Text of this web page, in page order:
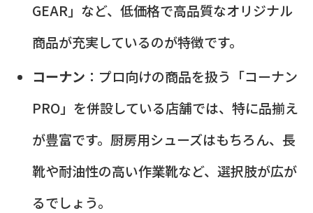
GEAR」など、低価格で高品質なオリジナル
商品が充実しているのが特徴です。
コーナン ：プロ向けの商品を扱う「コーナン
PRO」を併設している店舗では、特に品揃え
が豊富です。厨房用シューズはもちろん、長
靴や耐油性の高い作業靴など、選択肢が広が
るでしょう。